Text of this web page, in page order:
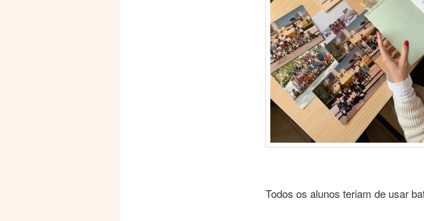
Todos os alunos teriam de usar